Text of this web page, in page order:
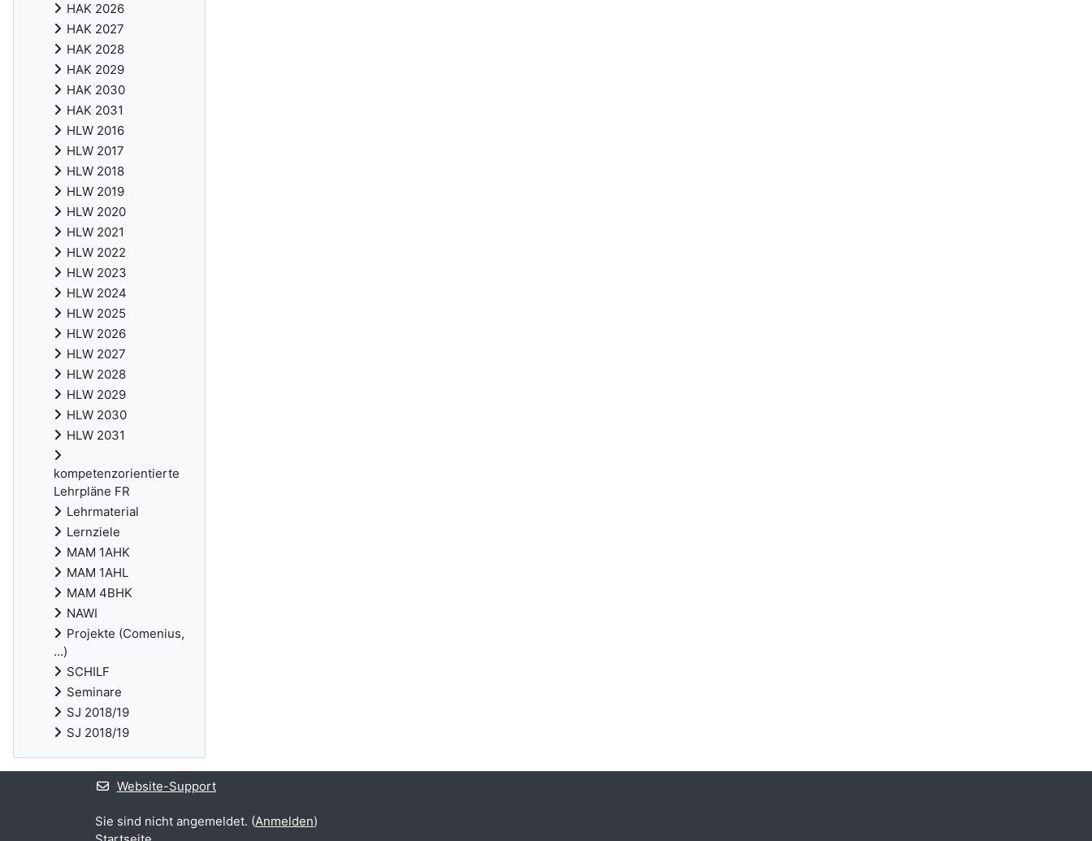
HAK 2026
HAK 2027
HAK 2028
HAK 2029
HAK 2030
HAK 2031
HLW 2016
HLW 2017
HLW 2018
HLW 2019
HLW 2020
HLW 2021
HLW 2022
HLW 2023
HLW 2024
HLW 2025
HLW 2026
HLW 2027
HLW 2028
HLW 2029
HLW 2030
HLW 2031
kompetenzorientierte
Lehrpläne FR
Lehrmaterial
Lernziele
MAM 1AHK
MAM 1AHL
MAM 4BHK
NAWI
Projekte (Comenius,
...)
SCHILF
Seminare
SJ 2018/19
SJ 2018/19
Website-Support
Sie sind nicht angemeldet. (Anmelden)